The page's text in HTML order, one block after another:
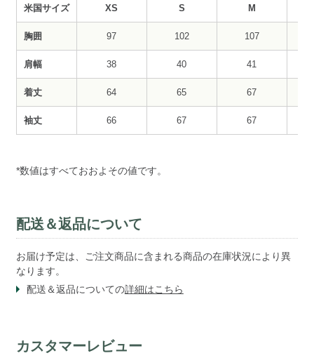
米国サイズ XS S M
胸囲 97 102 107
肩幅 38 40 41
着丈 64 65 67
袖丈 66 67 67
*数値はすべておおよその値です。
配送＆返品について
お届け予定は、ご注文商品に含まれる商品の在庫状況により異
なります。
配送＆返品についての詳細はこちら
カスタマーレビュー